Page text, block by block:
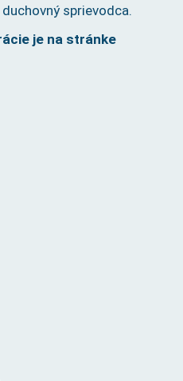
sprievodca.
je na stránke